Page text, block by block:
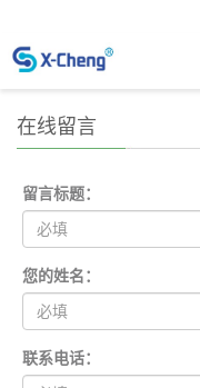
在线留言
留言标题：
您的姓名：
联系电话：